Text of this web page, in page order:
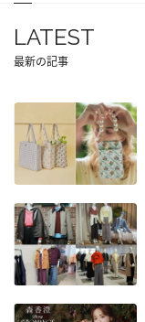
LATEST
最新の記事